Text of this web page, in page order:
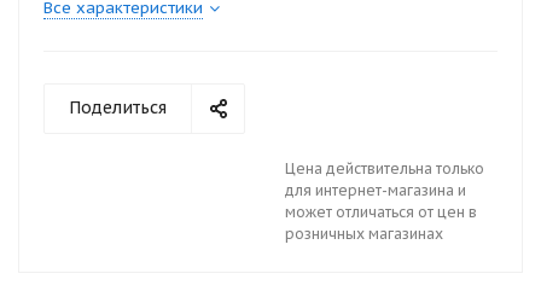
Все характеристики
Поделиться
Цена действительна только
для интернет-магазина и
может отличаться от цен в
розничных магазинах